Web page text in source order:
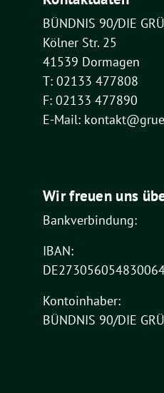
BÜNDNIS 90/DIE
Kölner Str. 25
41539 Dormagen
T: 02133 477808
F: 02133 477890
E-Mail:
Wir freuen uns
Bankverbindung:
IBAN:
Kontoinhaber:
BÜNDNIS 90/DIE